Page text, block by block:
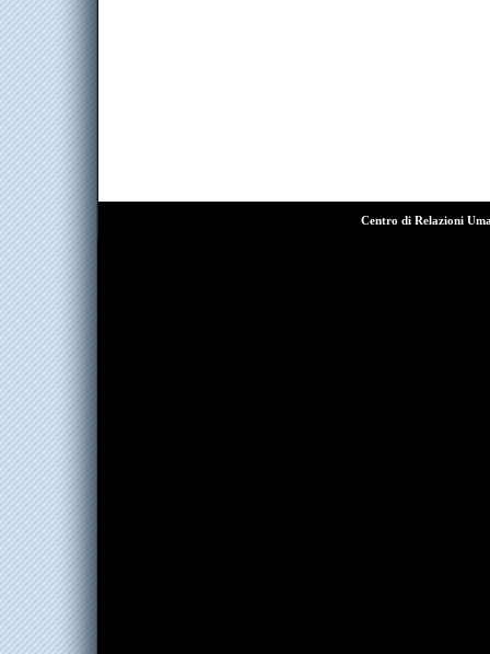
Centro di Relazioni